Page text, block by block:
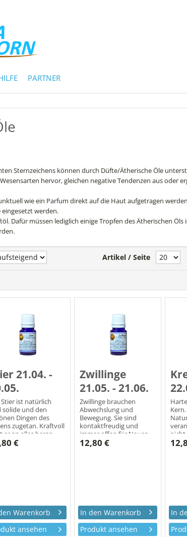
PARTNER
Sternzeichens können durch Düfte/Ätherische Öle
hervor, gleichen negative Tendenzen aus oder
wie ein Parfum direkt auf die Haut aufgetragen
werden.
Dafür müssen lediglich einige Tropfen des Ätherischen
Artikel / Seite
21.04. -
Stier ist natürlich
solide und den
Dingen des
zugetan. Kraftvoll
er an alles heran.
Ich habe!
€
ansehen
Zwillinge
21.05. - 21.06.
Zwillinge brauchen
Abwechslung und
Bewegung. Sie sind
kontaktfreudig und
immer offen für Neues.
Lebensmotto: Ich denke!
12,80 €
Produkt ansehen
nicht